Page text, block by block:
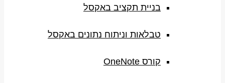
בניית תקציב באקסל
טבלאות וניתוח נתונים באקסל
קורס OneNote